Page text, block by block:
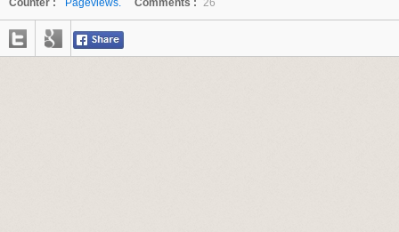
Counter :
Pageviews. Comments : 26